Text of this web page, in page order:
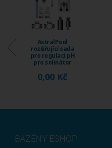
AstralPool
rozšiřující sada
pro regulaci pH
pro solinátor
...
0,00 Kč
BAZÉNY ESHOP